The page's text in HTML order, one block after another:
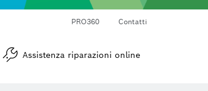
PRO360 Contatti
Assistenza riparazioni online